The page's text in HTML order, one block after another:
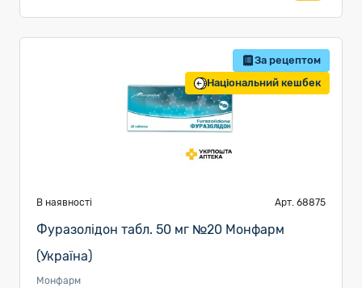
За рецептом
Національний кешбек
В наявності Арт. 68875
Фуразолідон табл. 50 мг №20 Монфарм
(Україна)
Монфарм